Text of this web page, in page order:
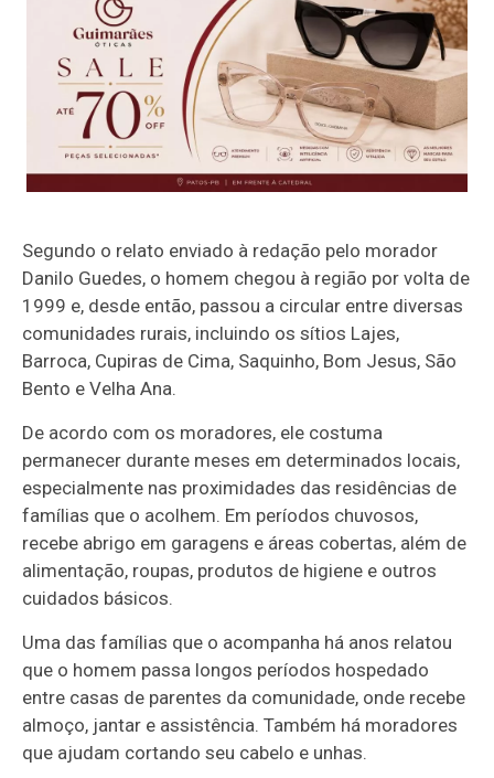
Segundo o relato enviado à redação pelo morador
Danilo Guedes, o homem chegou à região por volta de
1999 e, desde então, passou a circular entre diversas
comunidades rurais, incluindo os sítios Lajes,
Barroca, Cupiras de Cima, Saquinho, Bom Jesus, São
Bento e Velha Ana.
De acordo com os moradores, ele costuma
permanecer durante meses em determinados locais,
especialmente nas proximidades das residências de
famílias que o acolhem. Em períodos chuvosos,
recebe abrigo em garagens e áreas cobertas, além de
alimentação, roupas, produtos de higiene e outros
cuidados básicos.
Uma das famílias que o acompanha há anos relatou
que o homem passa longos períodos hospedado
entre casas de parentes da comunidade, onde recebe
almoço, jantar e assistência. Também há moradores
que ajudam cortando seu cabelo e unhas.